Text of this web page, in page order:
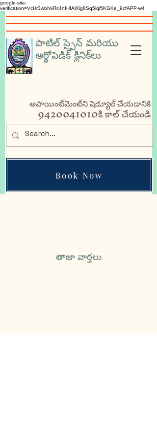
google-site-
verification=VcHr3wbNvRc4nfHfAiXig8Sq5iql5KGKe_9cfAPP-w4
పాటిల్ స్పైన్ మరియు
ఆర్థోపెడిక్ క్లినిక్‌లు
అపాయింట్‌మెంట్‌ని షెడ్యూల్ చేయడానికి
9420041010కి కాల్ చేయండి
Book Now
తాజా వార్తలు